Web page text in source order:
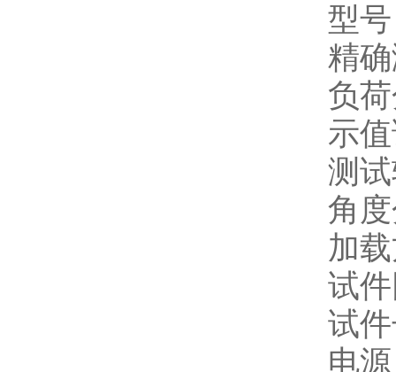
型
精
负
示
测
角
加
试
试
电